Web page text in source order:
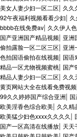
美女人妻少妇一区二区| 久久
92午夜福利视频看看少妇|
bbbb在线免费av| 久久伊人
国产亚洲国产精品视频| 亚洲
偷拍露脸一区二区三区| 亚洲
色拍国语偷拍在线视频| 国语
精品一区尤物视频蜜桃| 国产
精品人妻少妇一区二区| 久久
黄页网站大全在线看免费视频
99久久婷婷国产综合亚洲|
欧美淫香色综合欧美| 久久精
欧美猛少妇色xxxx久久久久|
国产一区高清在线播放| 天天